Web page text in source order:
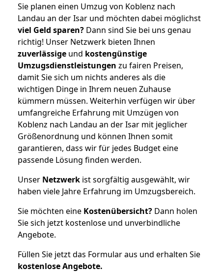
Sie planen einen Umzug von Koblenz nach
Landau an der Isar und möchten dabei möglichst
viel Geld sparen? Dann sind Sie bei uns genau
richtig! Unser Netzwerk bieten Ihnen
zuverlässige und kostengünstige
Umzugsdienstleistungen zu fairen Preisen,
damit Sie sich um nichts anderes als die
wichtigen Dinge in Ihrem neuen Zuhause
kümmern müssen. Weiterhin verfügen wir über
umfangreiche Erfahrung mit Umzügen von
Koblenz nach Landau an der Isar mit jeglicher
Größenordnung und können Ihnen somit
garantieren, dass wir für jedes Budget eine
passende Lösung finden werden.
Unser Netzwerk ist sorgfältig ausgewählt, wir
haben viele Jahre Erfahrung im Umzugsbereich.
Sie möchten eine Kostenübersicht? Dann holen
Sie sich jetzt kostenlose und unverbindliche
Angebote.
Füllen Sie jetzt das Formular aus und erhalten Sie
kostenloseAngebote.